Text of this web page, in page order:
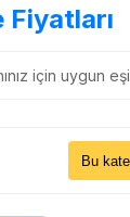
Fiyatları
için uygun
Bu